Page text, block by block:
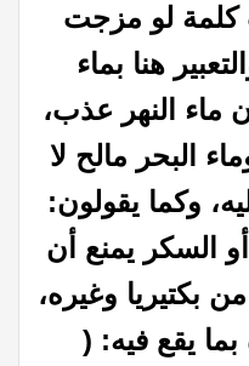
كلمة لو مزجت
هنا بماء
ماء النهر عذب،
البحر مالح لا
وكما يقولون:
السكر يمنع أن
بكتيريا وغيره،
بما يقع فيه: (